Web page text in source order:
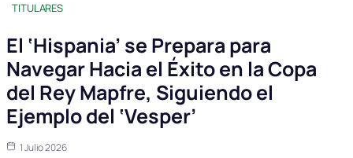
TITULARES
El ‘Hispania’ se Prepara para
Navegar Hacia el Éxito en la Copa
del Rey Mapfre, Siguiendo el
Ejemplo del ‘Vesper’
1 Julio 2026